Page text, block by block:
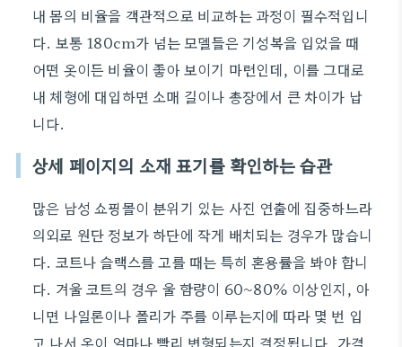
내 몸의 비율을 객관적으로 비교하는 과정이 필수적입니
다. 보통 180cm가 넘는 모델들은 기성복을 입었을 때
어떤 옷이든 비율이 좋아 보이기 마련인데, 이를 그대로
내 체형에 대입하면 소매 길이나 총장에서 큰 차이가 납
니다.
상세 페이지의 소재 표기를 확인하는 습관
많은 남성 쇼핑몰이 분위기 있는 사진 연출에 집중하느라
의외로 원단 정보가 하단에 작게 배치되는 경우가 많습니
다. 코트나 슬랙스를 고를 때는 특히 혼용률을 봐야 합니
다. 겨울 코트의 경우 울 함량이 60~80% 이상인지, 아
니면 나일론이나 폴리가 주를 이루는지에 따라 몇 번 입
고 나서 옷이 얼마나 빨리 변형되는지 결정됩니다. 가격